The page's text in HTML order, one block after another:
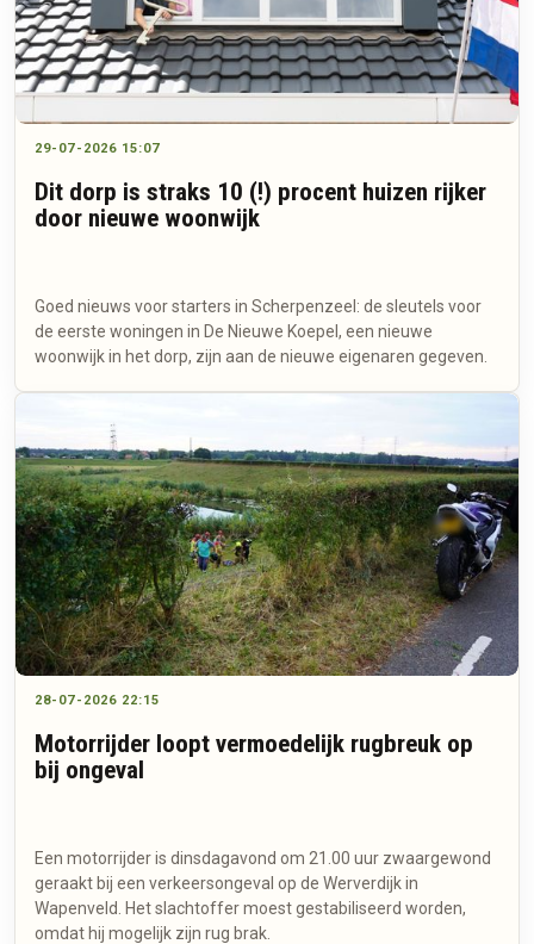
29-07-2026 15:07
Dit dorp is straks 10 (!) procent huizen rijker
door nieuwe woonwijk
Goed nieuws voor starters in Scherpenzeel: de sleutels voor
de eerste woningen in De Nieuwe Koepel, een nieuwe
woonwijk in het dorp, zijn aan de nieuwe eigenaren gegeven.
28-07-2026 22:15
Motorrijder loopt vermoedelijk rugbreuk op
bij ongeval
Een motorrijder is dinsdagavond om 21.00 uur zwaargewond
geraakt bij een verkeersongeval op de Werverdijk in
Wapenveld. Het slachtoffer moest gestabiliseerd worden,
omdat hij mogelijk zijn rug brak.